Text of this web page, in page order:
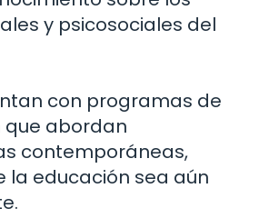
y psicosociales del
con programas de
que abordan
contemporáneas,
la educación sea aún